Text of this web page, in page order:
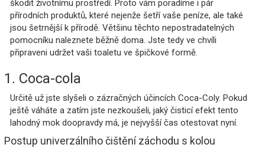
škodit životnímu prostředí. Proto vám poradíme i pár
přírodních produktů, které nejenže šetří vaše peníze, ale také
jsou šetrnější k přírodě. Většinu těchto nepostradatelných
pomocníku naleznete běžně doma. Jste tedy ve chvíli
připraveni udržet vaši toaletu ve špičkové formě.
1. Coca-cola
Určitě už jste slyšeli o zázračných účincích Coca-Coly. Pokud
ještě váháte a zatím jste nezkoušeli, jaký čisticí efekt tento
lahodný mok doopravdy má, je nejvyšší čas otestovat nyní.
Postup univerzálního čištění záchodu s kolou